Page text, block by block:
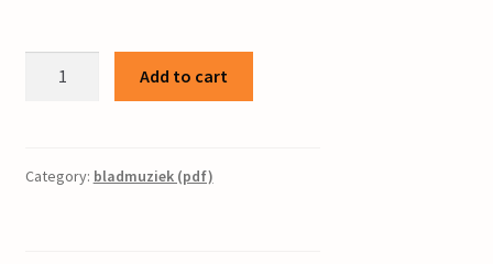
van
Add to cart
Category: bladmuziek (pdf)